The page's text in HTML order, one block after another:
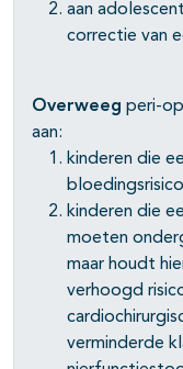
aan
correctie van
Overweeg peri-
aan:
kinderen die
kinderen die
moeten
maar houdt
verhoogd
verminderde